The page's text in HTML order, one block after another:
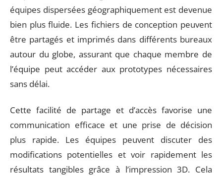
équipes dispersées géographiquement est devenue
bien plus fluide. Les fichiers de conception peuvent
être partagés et imprimés dans différents bureaux
autour du globe, assurant que chaque membre de
l’équipe peut accéder aux prototypes nécessaires
sans délai.
Cette facilité de partage et d’accès favorise une
communication efficace et une prise de décision
plus rapide. Les équipes peuvent discuter des
modifications potentielles et voir rapidement les
résultats tangibles grâce à l’impression 3D. Cela